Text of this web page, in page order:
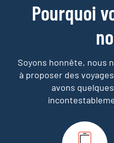
Pourquoi
Soyons honnête, nous
à proposer des
avons